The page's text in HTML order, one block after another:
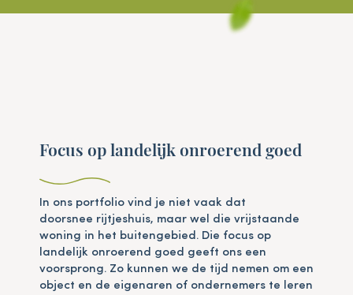
Focus op landelijk onroerend goed
In ons portfolio vind je niet vaak dat
doorsnee rijtjeshuis, maar wel die vrijstaande
woning in het buitengebied. Die focus op
landelijk onroerend goed geeft ons een
voorsprong. Zo kunnen we de tijd nemen om een
object en de eigenaren of ondernemers te leren